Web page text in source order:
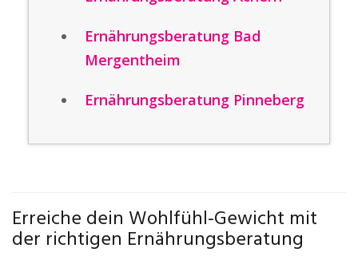
Ernährungsberatung Bad
Mergentheim
Ernährungsberatung Pinneberg
Erreiche dein Wohlfühl-Gewicht mit
der richtigen Ernährungsberatung